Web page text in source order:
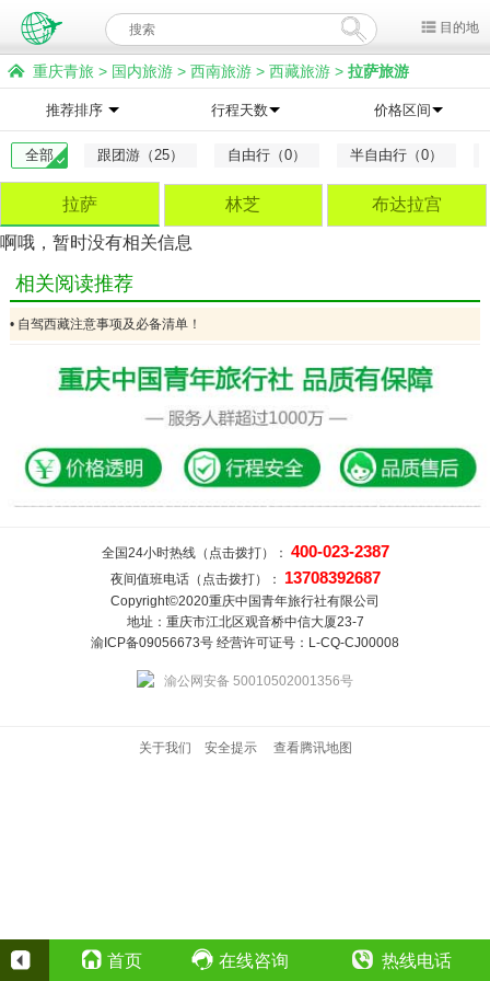
目的地
重庆青旅 > 国内旅游 > 西南旅游 > 西藏旅游 > 拉萨旅游
推荐排序 行程天数 价格区间
全部 跟团游（25） 自由行（0） 半自由行（0）
拉萨 林芝 布达拉宫
啊哦，暂时没有相关信息
相关阅读推荐
• 自驾西藏注意事项及必备清单！
全国24小时热线（点击拨打）： 400-023-2387
夜间值班电话（点击拨打）： 13708392687
Copyright©2020重庆中国青年旅行社有限公司
地址：重庆市江北区观音桥中信大厦23-7
渝ICP备09056673号 经营许可证号：L-CQ-CJ00008
渝公网安备 50010502001356号
关于我们 安全提示 查看腾讯地图
首页 在线咨询 热线电话